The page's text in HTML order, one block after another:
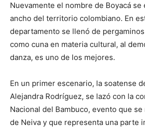
Nuevamente el nombre de Boyacá se
ancho del territorio colombiano. En
departamento se llenó de
como cuna en materia cultural, al
danza, es uno de los mejores.
En un primer escenario, la soatense
Alejandra Rodríguez, se lazó con la
Nacional del Bambuco, evento que
de Neiva y que representa una parte